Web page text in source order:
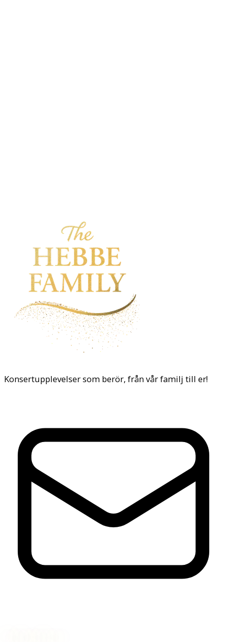
Konsertupplevelser som berör, från vår familj till er!